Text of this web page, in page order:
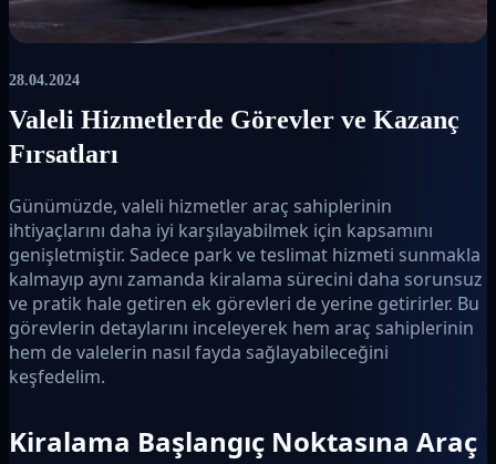
28.04.2024
Valeli Hizmetlerde Görevler ve Kazanç
Fırsatları
Günümüzde, valeli hizmetler araç sahiplerinin
ihtiyaçlarını daha iyi karşılayabilmek için kapsamını
genişletmiştir. Sadece park ve teslimat hizmeti sunmakla
kalmayıp aynı zamanda kiralama sürecini daha sorunsuz
ve pratik hale getiren ek görevleri de yerine getirirler. Bu
görevlerin detaylarını inceleyerek hem araç sahiplerinin
hem de valelerin nasıl fayda sağlayabileceğini
keşfedelim.
Kiralama Başlangıç Noktasına Araç